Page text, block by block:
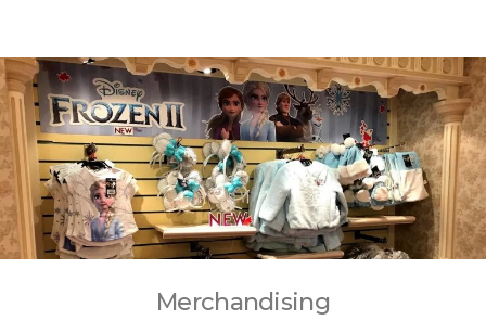
Merchandising